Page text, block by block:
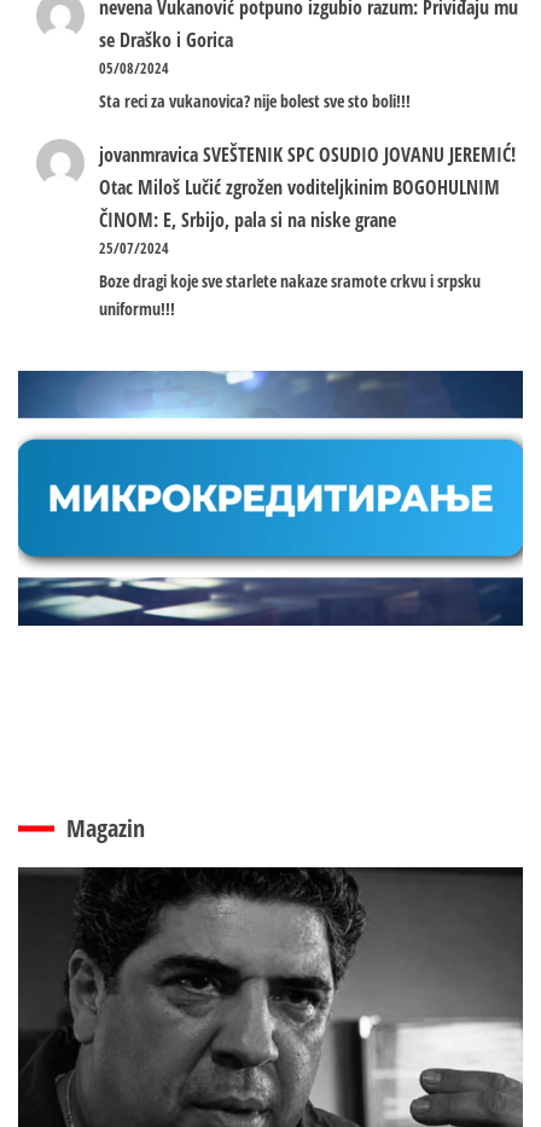
nevenaVukanović potpuno izgubio razum: Priviđaju mu
se Draško i Gorica
05/08/2024
Sta reci za vukanovica? nije bolest sve sto boli!!!
jovanmravicaSVEŠTENIK SPC OSUDIO JOVANU JEREMIĆ!
Otac Miloš Lučić zgrožen voditeljkinim BOGOHULNIM
ČINOM: E, Srbijo, pala si na niske grane
25/07/2024
Boze dragi koje sve starlete nakaze sramote crkvu i srpsku
uniformu!!!
Magazin